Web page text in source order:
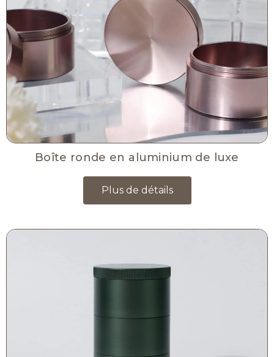
Boîte ronde en aluminium de luxe
Plus de détails